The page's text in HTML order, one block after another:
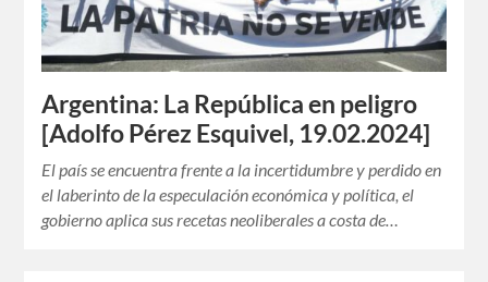
Argentina: La República en peligro
[Adolfo Pérez Esquivel, 19.02.2024]
El país se encuentra frente a la incertidumbre y perdido en
el laberinto de la especulación económica y política, el
gobierno aplica sus recetas neoliberales a costa de…